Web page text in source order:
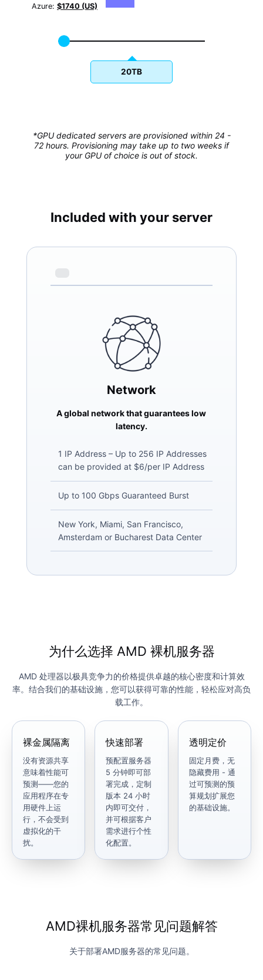
Azure: $1740 (US)
20TB
*GPU dedicated servers are provisioned within 24 -
72 hours. Provisioning may take up to two weeks if
your GPU of choice is out of stock.
Included with your server
Network
A global network that guarantees low
latency.
1 IP Address – Up to 256 IP Addresses
can be provided at $6/per IP Address
Up to 100 Gbps Guaranteed Burst
New York, Miami, San Francisco,
Amsterdam or Bucharest Data Center
为什么选择 AMD 裸机服务器
AMD 处理器以极具竞争力的价格提供卓越的核心密度和计算效
率。结合我们的基础设施，您可以获得可靠的性能，轻松应对高负
载工作。
裸金属隔离
没有资源共享
意味着性能可
预测——您的
应用程序在专
用硬件上运
行，不会受到
虚拟化的干
扰。
快速部署
预配置服务器
5 分钟即可部
署完成，定制
版本 24 小时
内即可交付，
并可根据客户
需求进行个性
化配置。
透明定价
固定月费，无
隐藏费用 - 通
过可预测的预
算规划扩展您
的基础设施。
AMD裸机服务器常见问题解答
关于部署AMD服务器的常见问题。